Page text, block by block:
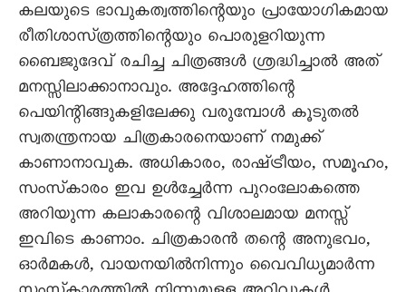
കലയുടെ ഭാവുകത്വത്തിന്റെയും പ്രായോഗികമായ
രീതിശാസ്‌ത്രത്തിന്റെയും പൊരുളറിയുന്ന
ബൈജുദേവ്‌ രചിച്ച ചിത്രങ്ങൾ ശ്രദ്ധിച്ചാൽ അത്‌
മനസ്സിലാക്കാനാവും. അദ്ദേഹത്തിന്റെ
പെയിന്റിങ്ങുകളിലേക്കു വരുമ്പോൾ കൂടുതൽ
സ്വതന്ത്രനായ ചിത്രകാരനെയാണ്‌ നമുക്ക്‌
കാണാനാവുക. അധികാരം, രാഷ്‌ട്രീയം, സമൂഹം,
സംസ്‌കാരം ഇവ ഉൾച്ചേർന്ന പുറംലോകത്തെ
അറിയുന്ന കലാകാരന്റെ വിശാലമായ മനസ്സ്‌
ഇവിടെ കാണാം. ചിത്രകാരൻ തന്റെ അനുഭവം,
ഓർമകൾ, വായനയിൽനിന്നും വൈവിധ്യമാർന്ന